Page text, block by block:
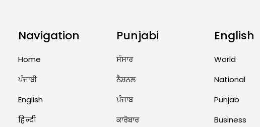
Navigation
Home
ਪੰਜਾਬੀ
English
हिन्दी
Punjabi
ਸੰਸਾਰ
ਨੈਸ਼ਨਲ
ਪੰਜਾਬ
ਕਾਰੋਬਾਰ
English
World
National
Punjab
Business